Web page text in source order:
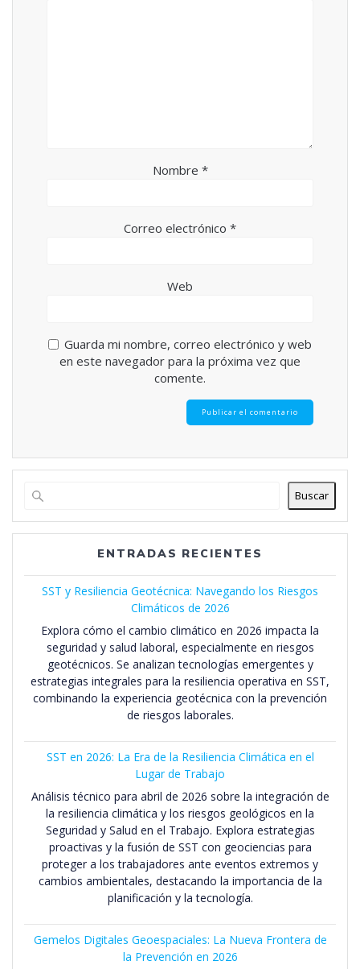
Nombre *
Correo electrónico *
Web
Guarda mi nombre, correo electrónico y web
en este navegador para la próxima vez que
comente.
Buscar
ENTRADAS RECIENTES
SST y Resiliencia Geotécnica: Navegando los Riesgos
Climáticos de 2026
Explora cómo el cambio climático en 2026 impacta la
seguridad y salud laboral, especialmente en riesgos
geotécnicos. Se analizan tecnologías emergentes y
estrategias integrales para la resiliencia operativa en SST,
combinando la experiencia geotécnica con la prevención
de riesgos laborales.
SST en 2026: La Era de la Resiliencia Climática en el
Lugar de Trabajo
Análisis técnico para abril de 2026 sobre la integración de
la resiliencia climática y los riesgos geológicos en la
Seguridad y Salud en el Trabajo. Explora estrategias
proactivas y la fusión de SST con geociencias para
proteger a los trabajadores ante eventos extremos y
cambios ambientales, destacando la importancia de la
planificación y la tecnología.
Gemelos Digitales Geoespaciales: La Nueva Frontera de
la Prevención en 2026